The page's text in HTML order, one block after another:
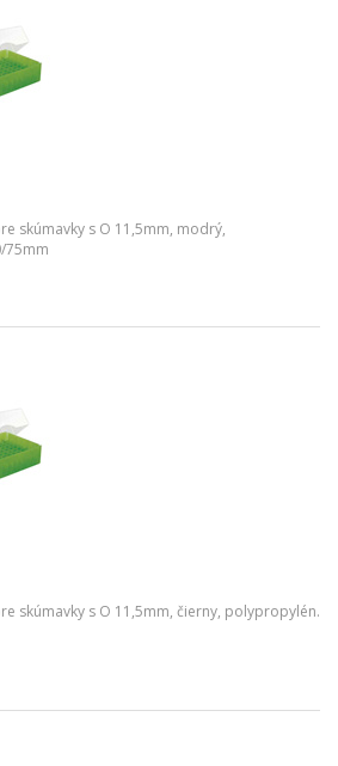
skúmavky s O 11,5mm, modrý,
75mm
skúmavky s O 11,5mm, čierny, polypropylén.